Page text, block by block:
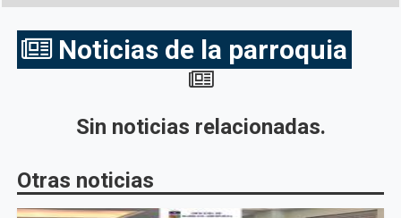
Noticias de la parroquia
Sin noticias relacionadas.
Otras noticias